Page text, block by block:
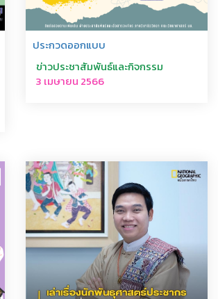
ประกวดออกแบบ
ข่าวประชาสัมพันธ์และกิจกรรม
3 เมษายน 2566